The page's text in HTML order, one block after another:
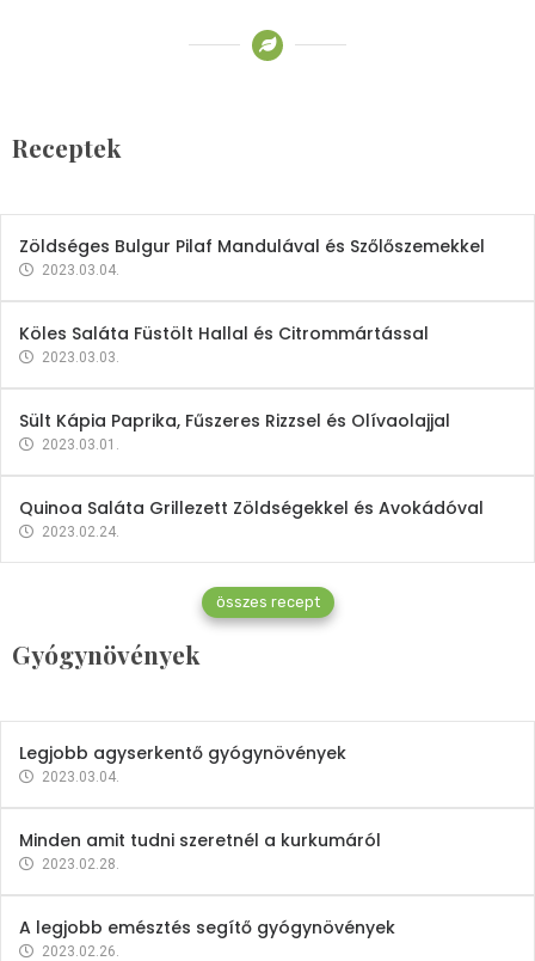
Receptek
2023.03.06.
Zöldséges Bulgur Pilaf Mandulával és Szőlőszemekkel
2023.03.04.
Köles Saláta Füstölt Hallal és Citrommártással
2023.03.03.
Sült Kápia Paprika, Fűszeres Rizzsel és Olívaolajjal
2023.03.01.
Quinoa Saláta Grillezett Zöldségekkel és Avokádóval
2023.02.24.
összes recept
Gyógynövények
Gyógynövények
Mindent a petrezselyemről
2023.12.21.
Legjobb agyserkentő gyógynövények
2023.03.04.
Minden amit tudni szeretnél a kurkumáról
2023.02.28.
A legjobb emésztés segítő gyógynövények
2023.02.26.